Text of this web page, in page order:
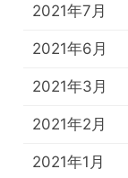
2021年7月
2021年6月
2021年3月
2021年2月
2021年1月